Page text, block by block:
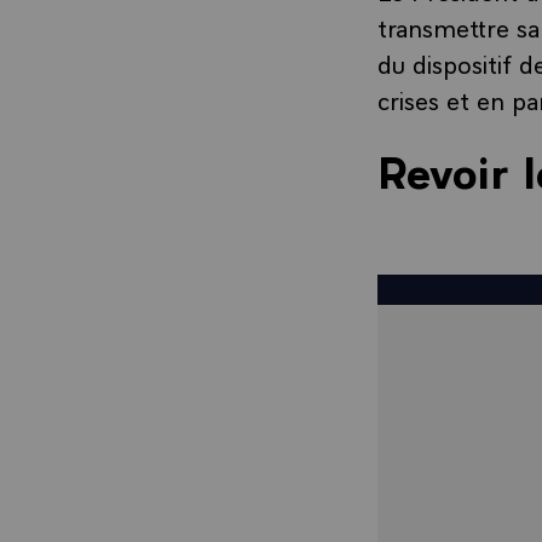
transmettre
du dispositif
crises et en
Revoir